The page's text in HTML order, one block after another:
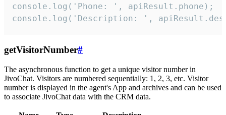
console.log('Phone: ', apiResult.phone);
console.log('Description: ',
getVisitorNumber#
The asynchronous function to get a unique visitor number in
JivoChat. Visitors are numbered sequentially: 1, 2, 3, etc. Visitor
number is displayed in the agent's App and archives and can be used
to associate JivoChat data with the CRM data.